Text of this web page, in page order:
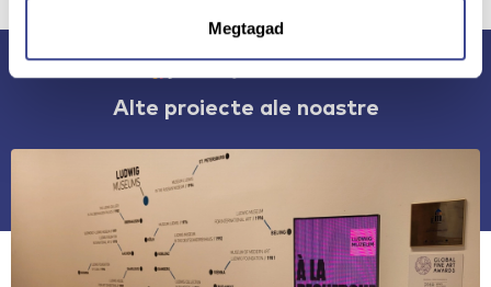
Megtagad
Alte proiecte ale noastre